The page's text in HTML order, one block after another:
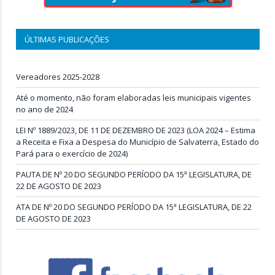
ÚLTIMAS PUBLICAÇÕES
Vereadores 2025-2028
Até o momento, não foram elaboradas leis municipais vigentes
no ano de 2024
LEI Nº 1889/2023, DE 11 DE DEZEMBRO DE 2023 (LOA 2024 – Estima
a Receita e Fixa a Despesa do Município de Salvaterra, Estado do
Pará para o exercício de 2024)
PAUTA DE Nº 20 DO SEGUNDO PERÍODO DA 15ª LEGISLATURA, DE
22 DE AGOSTO DE 2023
ATA DE Nº 20 DO SEGUNDO PERÍODO DA 15ª LEGISLATURA, DE 22
DE AGOSTO DE 2023